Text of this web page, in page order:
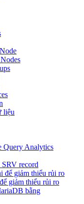
liệu
Query Analytics
record
để giảm thiểu rủi ro
giảm thiểu rủi ro
bằng